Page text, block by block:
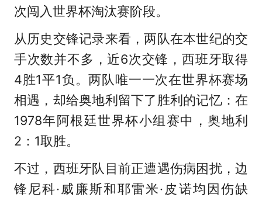
次闯入世界杯淘汰赛阶段。
从历史交锋记录来看，两队在本世纪的交
手次数并不多，近6次交锋，西班牙取得
4胜1平1负。两队唯一一次在世界杯赛场
相遇，却给奥地利留下了胜利的记忆：在
1978年阿根廷世界杯小组赛中，奥地利
2：1取胜。
不过，西班牙队目前正遭遇伤病困扰，边
锋尼科·威廉斯和耶雷米·皮诺均因伤缺